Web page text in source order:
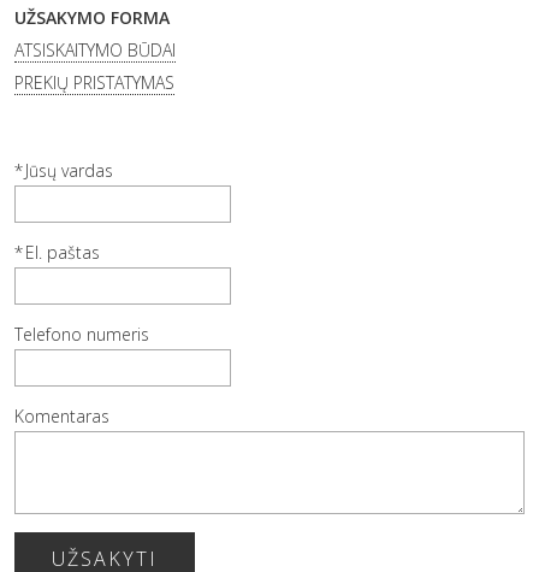
UŽSAKYMO FORMA
ATSISKAITYMO BŪDAI
PREKIŲ PRISTATYMAS
Jūsų vardas
El. paštas
Telefono numeris
Komentaras
UŽSAKYTI